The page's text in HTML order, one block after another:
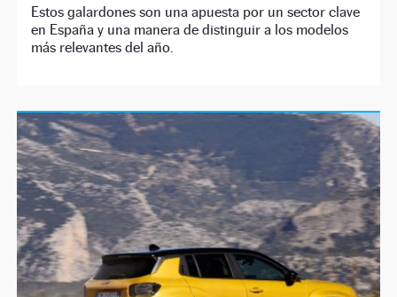
Estos galardones son una apuesta por un sector clave
en España y una manera de distinguir a los modelos
más relevantes del año.